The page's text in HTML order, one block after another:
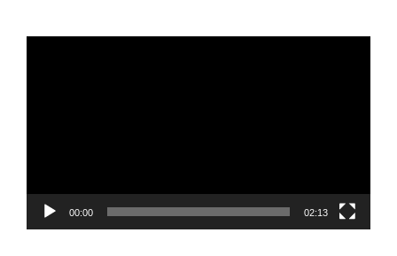
00:00 02:13